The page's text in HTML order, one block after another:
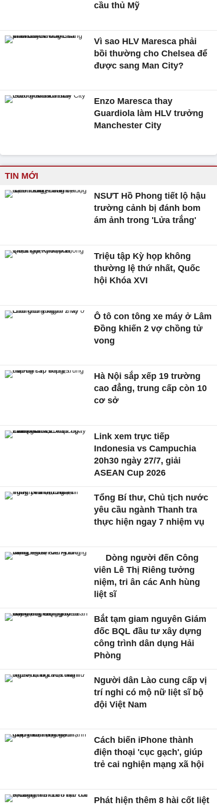
cầu thủ Mỹ
Vì sao HLV Maresca phải
bồi thường cho Chelsea để
được sang Man City?
Enzo Maresca thay
Guardiola làm HLV trưởng
Manchester City
TIN MỚI
NSƯT Hồ Phong tiết lộ hậu
trường cảnh bị đánh bom
ám ảnh trong 'Lửa trắng'
Triệu tập Kỳ họp không
thường lệ thứ nhất, Quốc
hội Khóa XVI
Ô tô con tông xe máy ở Lâm
Đồng khiến 2 vợ chồng tử
vong
Hà Nội sắp xếp 19 trường
cao đẳng, trung cấp còn 10
cơ sở
Link xem trực tiếp
Indonesia vs Campuchia
20h30 ngày 27/7, giải
ASEAN Cup 2026
Tổng Bí thư, Chủ tịch nước
yêu cầu ngành Thanh tra
thực hiện ngay 7 nhiệm vụ
Dòng người đến Công
viên Lê Thị Riêng tưởng
niệm, tri ân các Anh hùng
liệt sĩ
Bắt tạm giam nguyên Giám
đốc BQL đầu tư xây dựng
công trình dân dụng Hải
Phòng
Người dân Lào cung cấp vị
trí nghi có mộ nữ liệt sĩ bộ
đội Việt Nam
Cách biến iPhone thành
điện thoại 'cục gạch', giúp
trẻ cai nghiện mạng xã hội
Phát hiện thêm 8 hài cốt liệt